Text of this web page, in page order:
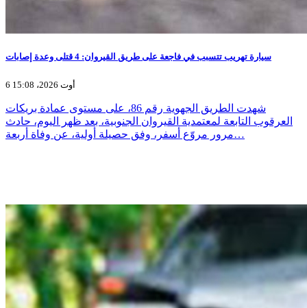
سيارة تهريب تتسبب في فاجعة على طريق القيروان: 4 قتلى وعدة إصابات
6 أوت 2026، 15:08
شهدت الطريق الجهوية رقم 86، على مستوى عمادة بريكات
العرقوب التابعة لمعتمدية القيروان الجنوبية، بعد ظهر اليوم، حادث
مرور مروّع أسفر، وفق حصيلة أولية، عن وفاة أربعة…